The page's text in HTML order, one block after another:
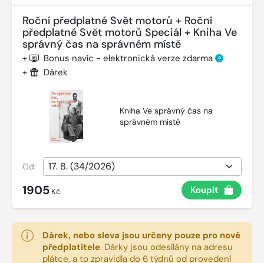
Roční předplatné Svět motorů + Roční
předplatné Svět motorů Speciál + Kniha Ve
správný čas na správném místě
+ Bonus navíc - elektronická verze zdarma ?
+ Dárek
Kniha Ve správný čas na
správném místě
Od:
1905 Kč Koupit
Dárek, nebo sleva jsou určeny pouze pro nové
předplatitele. Dárky jsou odesílány na adresu
plátce, a to zpravidla do 6 týdnů od provedení